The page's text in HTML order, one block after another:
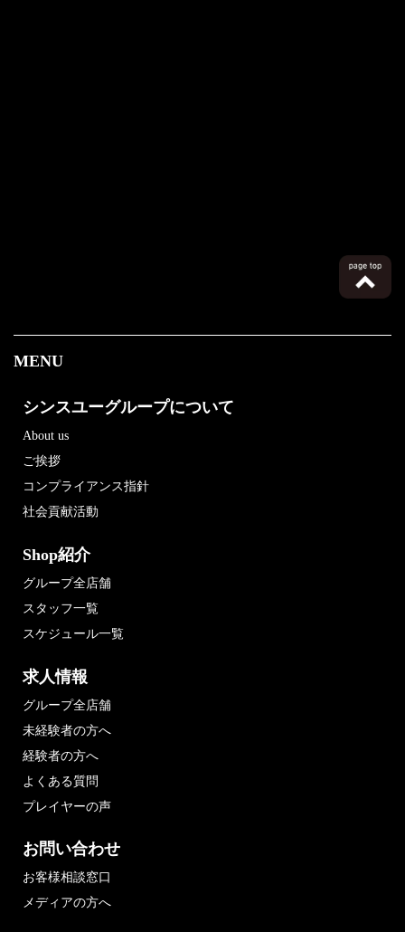
MENU
シンスユーグループについて
About us
ご挨拶
コンプライアンス指針
社会貢献活動
Shop紹介
グループ全店舗
スタッフ一覧
スケジュール一覧
求人情報
グループ全店舗
未経験者の方へ
経験者の方へ
よくある質問
プレイヤーの声
お問い合わせ
お客様相談窓口
メディアの方へ